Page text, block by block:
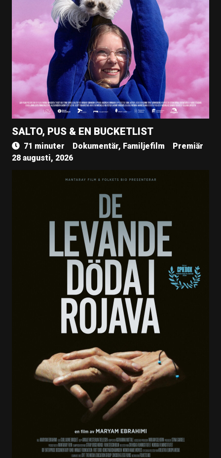
SALTO, PUS & EN BUCKETLIST
71 minuter Dokumentär, Familjefilm
Premiär
28 augusti, 2026